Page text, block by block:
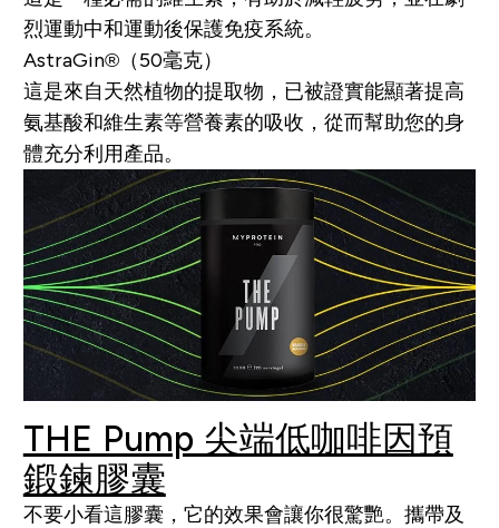
烈運動中和運動後保護免疫系統。
AstraGin®（50毫克）
這是來自天然植物的提取物，已被證實能顯著提高
氨基酸和維生素等營養素的吸收，從而幫助您的身
體充分利用產品。
THE Pump 尖端低咖啡因預
鍛鍊膠囊
不要小看這膠囊，它的效果會讓你很驚艷。攜帶及